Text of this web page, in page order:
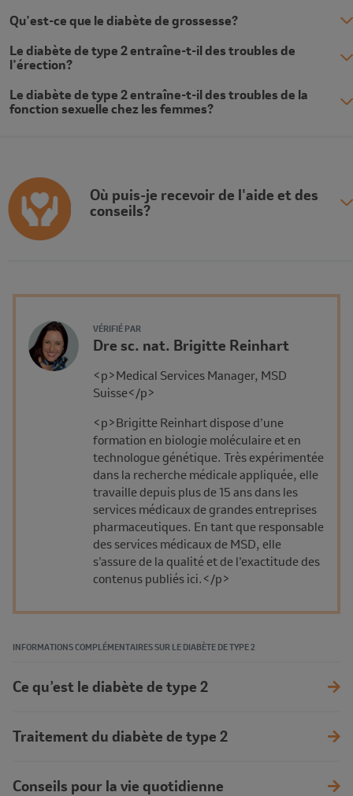
Qu’est-ce que le diabète de grossesse?
Le diabète de type 2 entraîne-t-il des troubles de
l’érection?
Le diabète de type 2 entraîne-t-il des troubles de la
fonction sexuelle chez les femmes?
Où puis-je recevoir de l'aide et des
conseils?
VÉRIFIÉ PAR
Author's
Avatar
Name
Affiliation
Dre sc. nat. Brigitte Reinhart
Description
<p>Medical Services Manager, MSD
Suisse</p>
<p>Brigitte Reinhart dispose d’une
formation en biologie moléculaire et en
technologue génétique. Très expérimentée
dans la recherche médicale appliquée, elle
travaille depuis plus de 15 ans dans les
services médicaux de grandes entreprises
pharmaceutiques. En tant que responsable
des services médicaux de MSD, elle
s’assure de la qualité et de l’exactitude des
contenus publiés ici.</p>
INFORMATIONS COMPLÉMENTAIRES SUR LE DIABÈTE DE TYPE 2
Ce qu’est le diabète de type 2
Traitement du diabète de type 2
Conseils pour la vie quotidienne